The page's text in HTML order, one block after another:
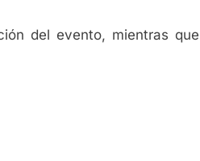
del evento, mientras que